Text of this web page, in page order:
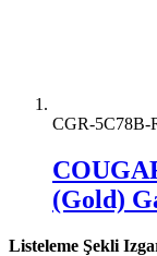
CGR-5C78B-
(Gold)
Listeleme Şekli